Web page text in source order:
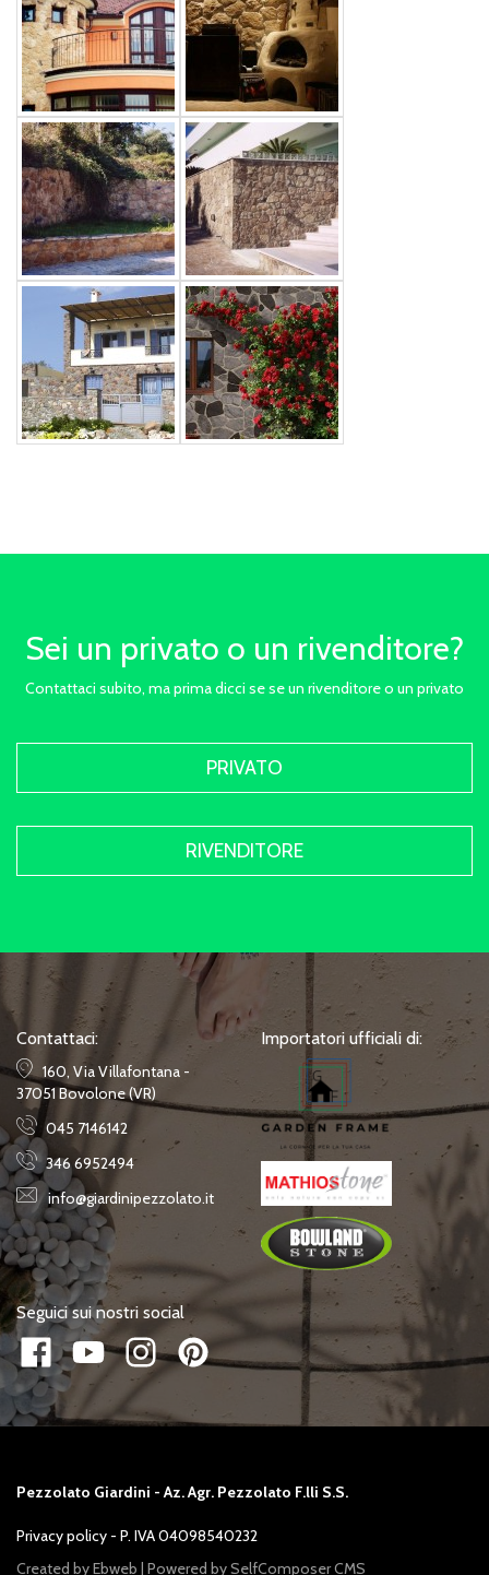
Sei un privato o un rivenditore?
Contattaci subito, ma prima dicci se se un rivenditore o un privato
PRIVATO
RIVENDITORE
Contattaci:
160, Via Villafontana -
37051 Bovolone (VR)
045 7146142
346 6952494
info@giardinipezzolato.it
Importatori ufficiali di:
Seguici sui nostri social
Pezzolato Giardini - Az. Agr. Pezzolato F.lli S.S.
Privacy policy - P. IVA 04098540232
Created byEbweb | Powered by SelfComposer CMS